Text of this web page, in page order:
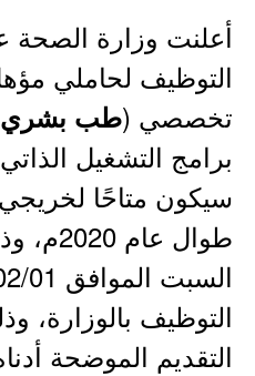
أعلنت وزارة الصحة
التوظيف لحاملي
تخصصي (طب بشري
برامج التشغيل
سيكون متاحًا
طوال
التوظيف بالوزارة​،
التقديم الموضحة